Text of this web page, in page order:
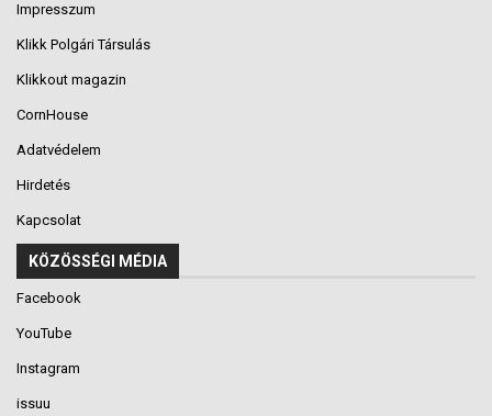
Impresszum
Klikk Polgári Társulás
Klikkout magazin
CornHouse
Adatvédelem
Hirdetés
Kapcsolat
KÖZÖSSÉGI MÉDIA
Facebook
YouTube
Instagram
issuu